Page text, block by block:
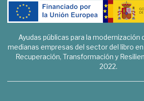
Ayudas públicas para la modernización
medianas empresas del sector del libro
Recuperación, Transformación y
2022.